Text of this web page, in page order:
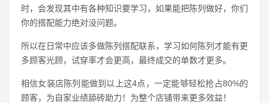
时，会发现其中有各种知识要学习，如果能把陈列做好，你们
你的搭配能力绝对没问题。
所以在日常中应该多做陈列搭配联系，学习如何陈列才能有更
多顾客光顾，试穿率才会更高，最终成交的单数才更多。
相信女装店陈列能做到以上这4点，一定能够轻松抢占80%的
顾客，为自家业绩舔砖助力！为整个店铺带来更多效益！